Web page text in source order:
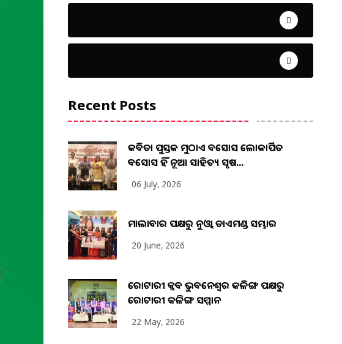
Recent Posts
କବିତା ପୁସ୍ତକ ମୁଠାଏ ଅବସୋସ ଲୋକାର୍ପିତ
ଅବସୋସ ହିଁ ନୂଆ ସାହିତ୍ୟ ସୃଷ...
06 July, 2026
ମାଲାବାର ପକ୍ଷରୁ ନୁଓ୍ବା ଡାଏମଣ୍ଡ ସମ୍ଭାର
20 June, 2026
ରୋଟାରୀ କ୍ଲବ ଭୁବନେଶ୍ୱର କଳିଙ୍ଗ ପକ୍ଷରୁ
ରୋଟାରୀ କଳିଙ୍ଗ ସମ୍ମାନ
22 May, 2026